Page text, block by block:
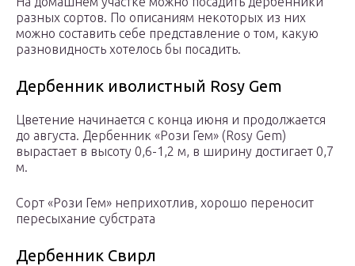
разных сортов. По описаниям некоторых из них
можно составить себе представление о том, какую
разновидность хотелось бы посадить.
Дербенник иволистный Rosy Gem
Цветение начинается с конца июня и продолжается
до августа. Дербенник «Рози Гем» (Rosy Gem)
вырастает в высоту 0,6-1,2 м, в ширину достигает 0,7
м.
Сорт «Рози Гем» неприхотлив, хорошо переносит
пересыхание субстрата
Дербенник Свирл